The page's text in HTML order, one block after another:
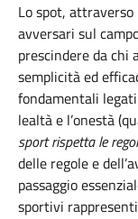
Lo spot,
avversari sul
prescindere da chi
semplicità ed
fondamentali
lealtà e l’onestà
sport rispetta le
delle regole e
passaggio
sportivi